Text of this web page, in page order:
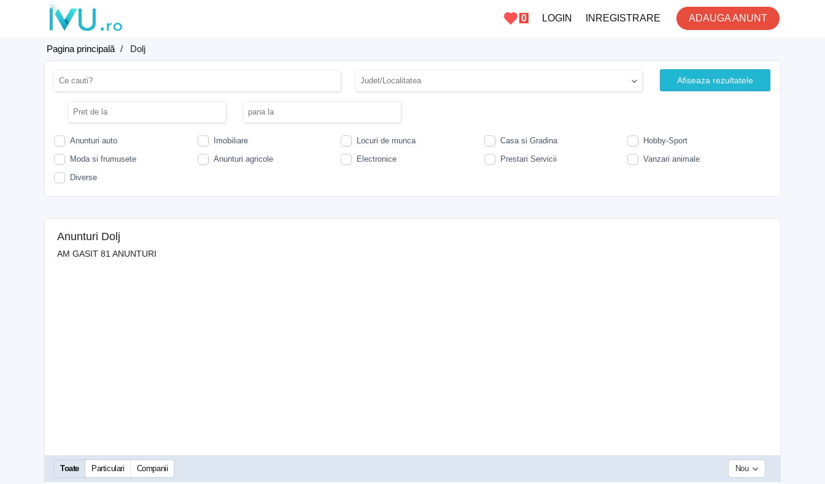
ADAUGA ANUNT
INREGISTRARE
LOGIN
0
Pagina principală / Dolj
Anunturi auto Imobiliare Locuri de munca Casa si Gradina
Hobby-Sport
Moda si frumusete
Anunturi agricole Electronice Prestari Servicii
Vanzari animale
Diverse
Afiseaza rezultatele
Anunturi Dolj
AM GASIT 81 ANUNTURI
Toate Particulari Companii Nou